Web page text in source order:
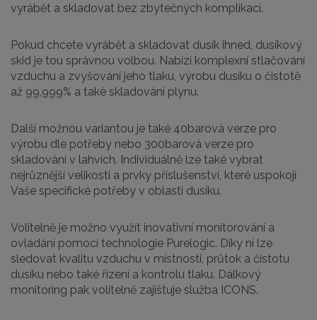
vyrábět a skladovat bez zbytečných komplikací.
Pokud chcete vyrábět a skladovat dusík ihned, dusíkový
skid je tou správnou volbou. Nabízí komplexní stlačování
vzduchu a zvyšování jeho tlaku, výrobu dusíku o čistotě
až 99,999% a také skladování plynu.
Další možnou variantou je také 40barová verze pro
výrobu dle potřeby nebo 300barová verze pro
skladování v lahvích. Individuálně lze také vybrat
nejrůznější velikosti a prvky příslušenství, které uspokojí
Vaše specifické potřeby v oblasti dusíku.
Volitelně je možno využít inovativní monitorování a
ovládání pomocí technologie Purelogic. Díky ní lze
sledovat kvalitu vzduchu v místnosti, průtok a čistotu
dusíku nebo také řízení a kontrolu tlaku. Dálkový
monitoring pak volitelně zajištuje služba ICONS.